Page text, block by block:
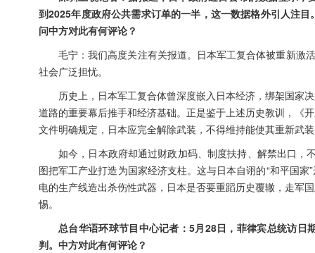
到2025年度政府公共需求订单的一半，这一数据格外引人注
问中方对此有何评论？
毛宁：我们高度关注有关报道。日本军工复合体被重新激
社会广泛担忧。
历史上，日本军工复合体曾深度嵌入日本经济，绑架国家
道路的重要幕后推手和经济基础。正是鉴于上述历史教训，《
文件明确规定，日本应完全解除武装，不得维持能使其重新武
如今，日本政府却通过财政加码、制度扶持、解禁出口，
图把军工产业打造为国家经济支柱。这与日本自诩的“和平国
电的生产线造出杀伤性武器，日本是否要重蹈历史覆辙，走军
惕。
总台华语环球节目中心记者：5月28日，菲律宾总统访
判。中方对此有何评论？